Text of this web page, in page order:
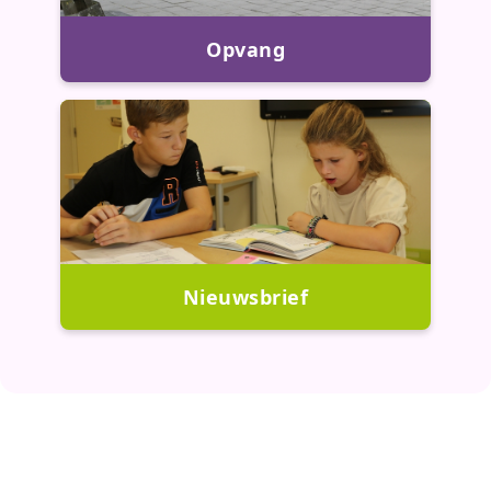
Opvang
Nieuwsbrief